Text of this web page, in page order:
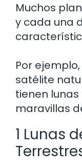
Muchos
y cada una
Por
satélite
tienen
maravillas
1 Lunas